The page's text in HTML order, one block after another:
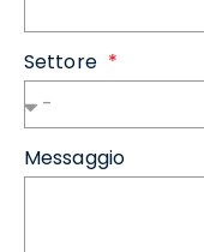
Settore
Messaggio